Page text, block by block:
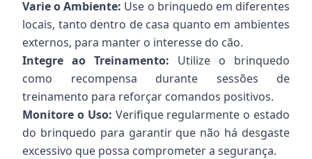
Varie o Ambiente: Use o brinquedo em diferentes
locais, tanto dentro de casa quanto em ambientes
externos, para manter o interesse do cão.
Integre ao Treinamento: Utilize o brinquedo
como recompensa durante sessões de
treinamento para reforçar comandos positivos.
Monitore o Uso: Verifique regularmente o estado
do brinquedo para garantir que não há desgaste
excessivo que possa comprometer a segurança.